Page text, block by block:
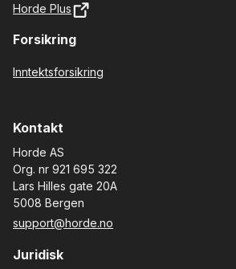
Horde Plus
Forsikring
Inntektsforsikring
Kontakt
Horde AS
Org. nr 921 695 322
Lars Hilles gate 20A
5008 Bergen
support@horde.no
Juridisk